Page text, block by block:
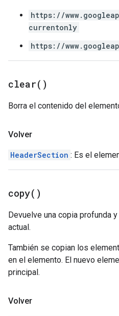
https://
currentonly
https://
clear( )
Borra el contenido del
Volver
HeaderSection : Es el
copy( )
Devuelve una copia profunda
actual.
También se copian los
en el elemento. El nuevo
principal.
Volver